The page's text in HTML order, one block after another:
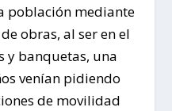
población mediante
obras, al ser en el
y banquetas, una
venían pidiendo
de movilidad